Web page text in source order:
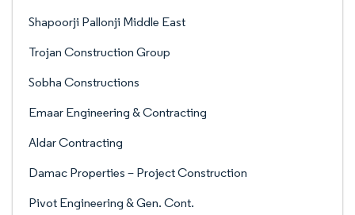
Shapoorji Pallonji Middle East
Trojan Construction Group
Sobha Constructions
Emaar Engineering & Contracting
Aldar Contracting
Damac Properties – Project Construction
Pivot Engineering & Gen. Cont.